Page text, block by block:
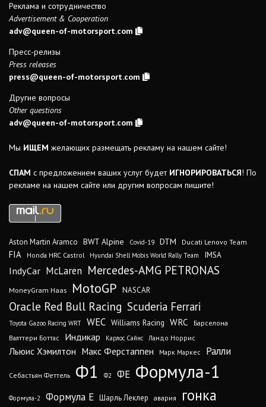
Реклама и сотрудничество
Advertisement & Cooperation
adv@queen-of-motorsport.com
Пресс-релизы
Press releases
press@queen-of-motorsport.com
Другие вопросы
Other questions
adv@queen-of-motorsport.com
Мы ИЩЕМ желающих размещать рекламу на нашем сайте!
СПАМ с предложением ваших услуг будет ИГНОРИРОВАТЬСЯ! По
рекламе на нашем сайте или другим вопросам пишите!
Aston Martin Aramco BWT Alpine Covid-19 DTM Ducati Lenovo Team
FIA Honda HRC Castrol Hyundai Shell Mobis World Rally Team IMSA
IndyCar McLaren Mercedes-AMG PETRONAS
MoneyGram Haas MotoGP NASCAR
Oracle Red Bull Racing Scuderia Ferrari
Toyota Gazoo Racing WRT WEC Williams Racing WRC
Барселона
Валттери Боттас
Индикар Карлос Сайнс Ландо Норрис
Льюис Хэмилтон Макс Ферстаппен Марк Маркес Ралли
Себастьян Феттель Ф1 Ф2 ФЕ Формула-1
Формула-2 Формула Е Шарль Леклер авария гонка